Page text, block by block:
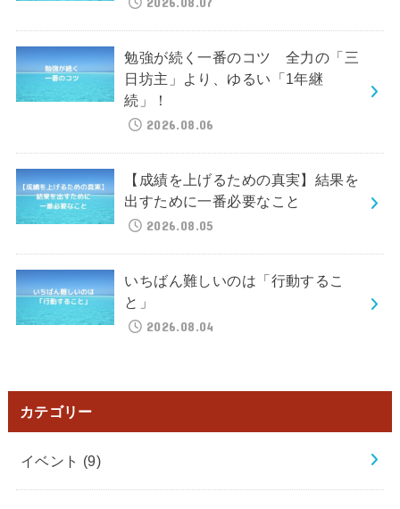
勉強が続く一番のコツ 全力の「三
日坊主」より、ゆるい「1年継
続」！
2026.08.06
【成績を上げるための真実】結果を
出すために一番必要なこと
2026.08.05
いちばん難しいのは「行動するこ
と」
2026.08.04
カテゴリー
イベント (9)